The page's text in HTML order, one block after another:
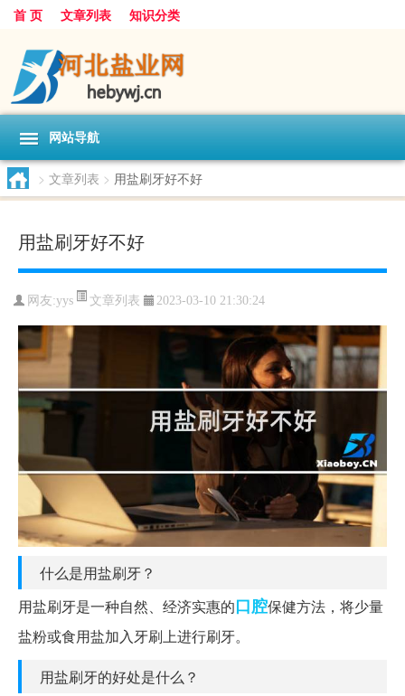
首 页 文章列表 知识分类
网站导航
> 文章列表 > 用盐刷牙好不好
用盐刷牙好不好
网友:yys 文章列表 2023-03-10 21:30:24
什么是用盐刷牙？
用盐刷牙是一种自然、经济实惠的口腔保健方法，将少量
盐粉或食用盐加入牙刷上进行刷牙。
用盐刷牙的好处是什么？